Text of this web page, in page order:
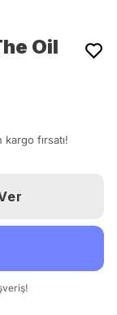
Oil
fırsatı!